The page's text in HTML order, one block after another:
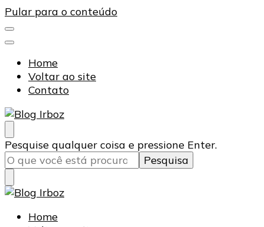
Pular para o conteúdo
Home
Voltar ao site
Contato
Blog Irboz
Blog de Lubrificação Industrial
Procurando
algo?
Pesquise qualquer coisa e pressione Enter.
Blog Irboz
Blog de Lubrificação Industrial
Home